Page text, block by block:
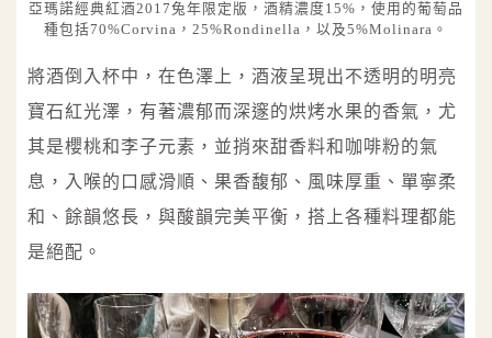
亞瑪諾經典紅酒2017兔年限定版，酒精濃度15%，使用的葡萄品
種包括70%Corvina，25%Rondinella，以及5%Molinara。
將酒倒入杯中，在色澤上，酒液呈現出不透明的明亮
寶石紅光澤，有著濃郁而深邃的烘烤水果的香氣，尤
其是櫻桃和李子元素，並捎來甜香料和咖啡粉的氣
息，入喉的口感滑順、果香馥郁、風味厚重、單寧柔
和、餘韻悠長，與酸韻完美平衡，搭上各種料理都能
是絕配。